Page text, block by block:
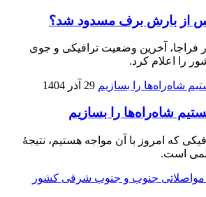
از بارش برف مسدود شد؟
فراجا، آخرین وضعیت ترافیکی و جوی
را اعلام کرد.
29 آذر 1404
شاه‌راه‌ها را بسازیم
که امروز با آن مواجه هستیم، نتیجۀ
است.